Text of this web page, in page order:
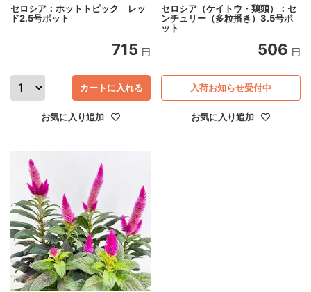
セロシア：ホットトピック レッ
ド2.5号ポット
715 円
カートに入れる
お気に入り追加
セロシア（ケイトウ・鶏頭）：セ
ンチュリー（多粒播き）3.5号ポ
ット
506 円
お気に入り追加
入荷お知らせ受付中